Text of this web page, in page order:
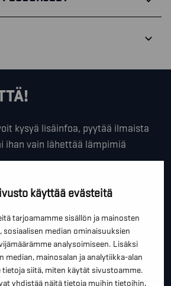
käyttää evästeitä
tarjoamamme sisällön ja mainosten
sosiaalisen median ominaisuuksien
analysoimiseen. Lisäksi
median, mainosalan ja analytiikka-alan
siitä, miten käytät sivustoamme.
yhdistää näitä tietoja muihin tietoihin,
kysyä lisäinfoa, pyytää ilmaista
ihan vain lähettää lämpimiä
*
*